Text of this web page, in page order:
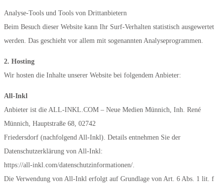
Analyse-Tools und Tools von Drittanbietern
Beim Besuch dieser Website kann Ihr Surf-Verhalten statistisch ausgewertet
werden. Das geschieht vor allem mit sogenannten Analyseprogrammen.
2. Hosting
Wir hosten die Inhalte unserer Website bei folgendem Anbieter:
All-Inkl
Anbieter ist die ALL-INKL.COM – Neue Medien Münnich, Inh. René
Münnich, Hauptstraße 68, 02742
Friedersdorf (nachfolgend All-Inkl). Details entnehmen Sie der
Datenschutzerklärung von All-Inkl:
https://all-inkl.com/datenschutzinformationen/.
Die Verwendung von All-Inkl erfolgt auf Grundlage von Art. 6 Abs. 1 lit. f